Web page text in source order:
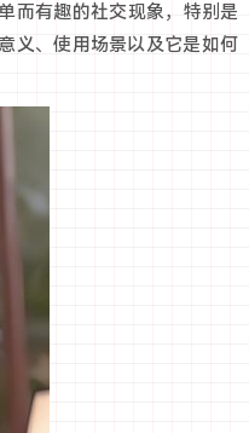
而有趣的社交现象，特别是
义、使用场景以及它是如何